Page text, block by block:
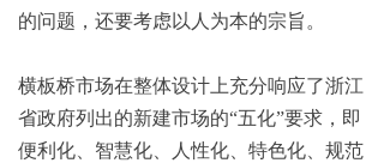
的问题，还要考虑以人为本的宗旨。
横板桥市场在整体设计上充分响应了浙江
省政府列出的新建市场的“五化”要求，即
便利化、智慧化、人性化、特色化、规范